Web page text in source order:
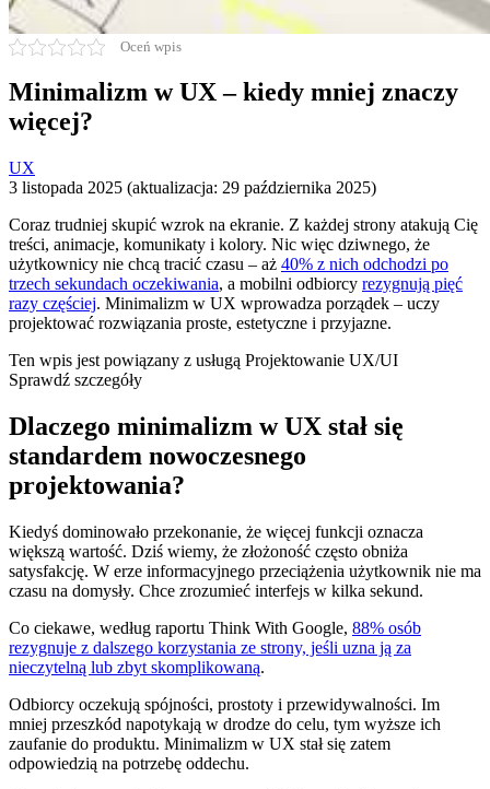
Oceń wpis
Minimalizm w UX – kiedy mniej znaczy
więcej?
UX
3 listopada 2025 (aktualizacja: 29 października 2025)
Coraz trudniej skupić wzrok na ekranie. Z każdej strony atakują Cię
treści, animacje, komunikaty i kolory. Nic więc dziwnego, że
użytkownicy nie chcą tracić czasu – aż 40% z nich odchodzi po
trzech sekundach oczekiwania, a mobilni odbiorcy rezygnują pięć
razy częściej. Minimalizm w UX wprowadza porządek – uczy
projektować rozwiązania proste, estetyczne i przyjazne.
Ten wpis jest powiązany z usługą Projektowanie UX/UI
Sprawdź szczegóły
Dlaczego minimalizm w UX stał się
standardem nowoczesnego
projektowania?
Kiedyś dominowało przekonanie, że więcej funkcji oznacza
większą wartość. Dziś wiemy, że złożoność często obniża
satysfakcję. W erze informacyjnego przeciążenia użytkownik nie ma
czasu na domysły. Chce zrozumieć interfejs w kilka sekund.
Co ciekawe, według raportu Think With Google, 88% osób
rezygnuje z dalszego korzystania ze strony, jeśli uzna ją za
nieczytelną lub zbyt skomplikowaną.
Odbiorcy oczekują spójności, prostoty i przewidywalności. Im
mniej przeszkód napotykają w drodze do celu, tym wyższe ich
zaufanie do produktu. Minimalizm w UX stał się zatem
odpowiedzią na potrzebę oddechu.